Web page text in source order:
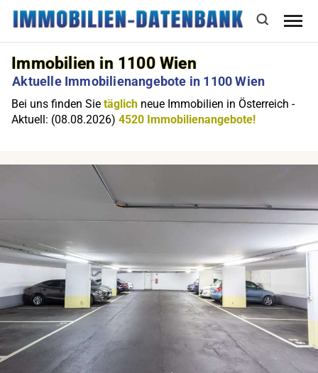
Immobilien in 1100 Wien
Aktuelle Immobilienangebote in 1100 Wien
Bei uns finden Sietäglich neue Immobilien in Österreich -
Aktuell: (08.08.2026)4520 Immobilienangebote!